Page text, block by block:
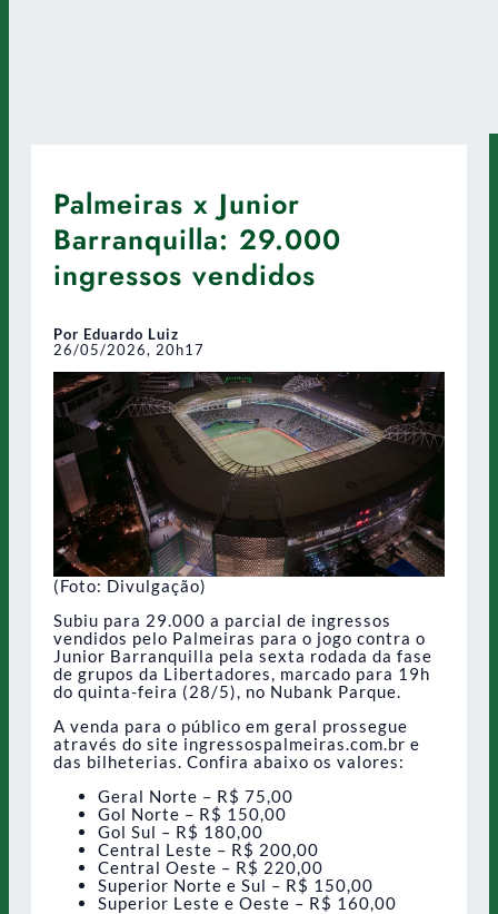
Palmeiras x Junior
Barranquilla: 29.000
ingressos vendidos
Por Eduardo Luiz
26/05/2026, 20h17
(Foto: Divulgação)
Subiu para 29.000 a parcial de ingressos
vendidos pelo Palmeiras para o jogo contra o
Junior Barranquilla pela sexta rodada da fase
de grupos da Libertadores, marcado para 19h
do quinta-feira (28/5), no Nubank Parque.
A venda para o público em geral prossegue
através do site ingressospalmeiras.com.br e
das bilheterias. Confira abaixo os valores:
Geral Norte – R$ 75,00
Gol Norte – R$ 150,00
Gol Sul – R$ 180,00
Central Leste – R$ 200,00
Central Oeste – R$ 220,00
Superior Norte e Sul – R$ 150,00
Superior Leste e Oeste – R$ 160,00